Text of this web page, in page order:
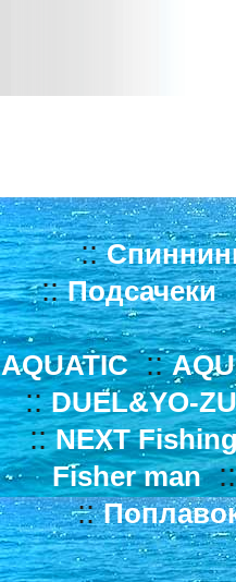
::
::Подсачеки
AQUATIC::
::DUEL&YO-
::NEXT
Fisher man
::